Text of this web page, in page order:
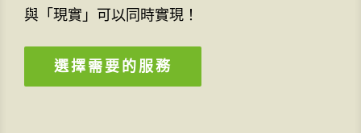
與「現實」可以同時實現！
選擇需要的服務